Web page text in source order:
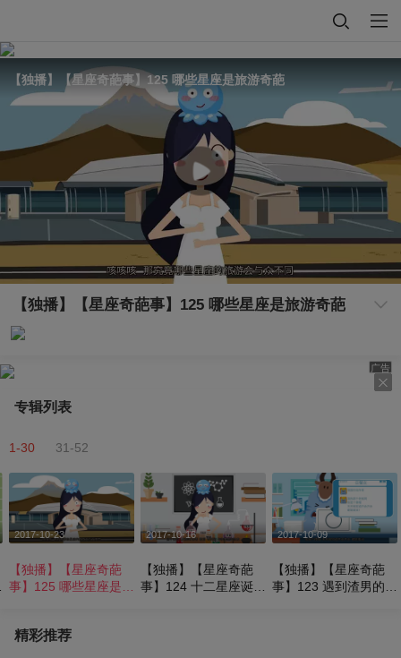
【独播】【星座奇葩事】125 哪些星座是旅游奇葩
【独播】【星座奇葩事】125 哪些星座是旅游奇葩
广告
专辑列表
1-30 31-52
2017-10-23
【独播】【星座奇葩
事】125 哪些星座是旅
2017-10-16
【独播】【星座奇葩
事】124 十二星座诞生
2017-10-09
【独播】【星座奇葩
事】123 遇到渣男的各
精彩推荐